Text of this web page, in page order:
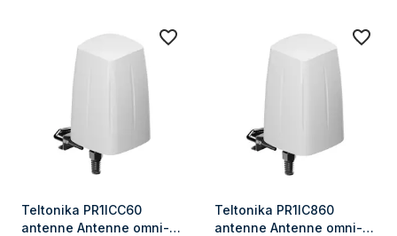
Teltonika PR1ICC60
antenne Antenne omni-
Teltonika PR1IC860
antenne Antenne omni-